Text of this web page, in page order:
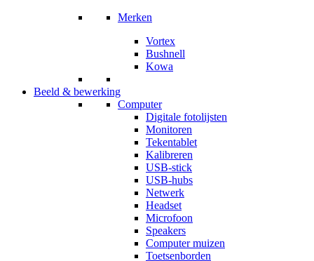
Merken
Vortex
Bushnell
Kowa
Beeld & bewerking
Computer
Digitale fotolijsten
Monitoren
Tekentablet
Kalibreren
USB-stick
USB-hubs
Netwerk
Headset
Microfoon
Speakers
Computer muizen
Toetsenborden